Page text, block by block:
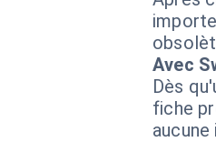
Avec
Dès
fiche